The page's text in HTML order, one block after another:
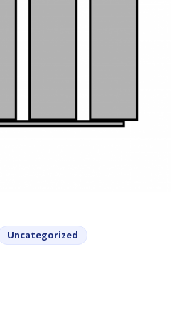
Uncategorized